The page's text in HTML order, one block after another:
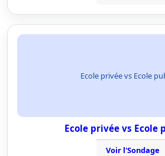
Ecole privée vs Ecole
Ecole privée vs Ecole
Voir l'Sondage